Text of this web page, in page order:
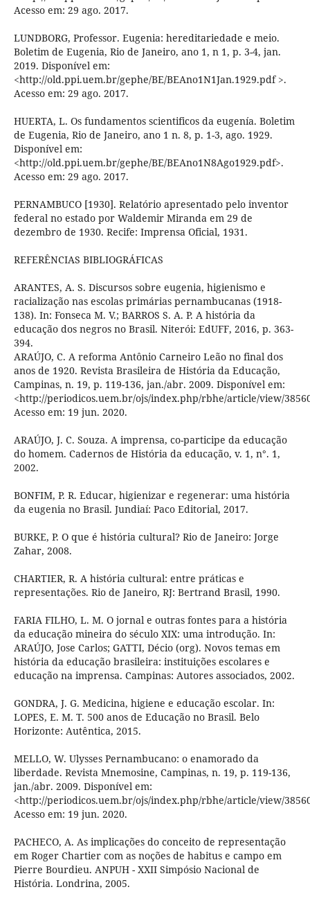
Acesso em: 29 ago. 2017.
LUNDBORG, Professor. Eugenia: hereditariedade e meio.
Boletim de Eugenia, Rio de Janeiro, ano 1, n 1, p. 3-4, jan.
2019. Disponível em:
<http://old.ppi.uem.br/gephe/BE/BEAno1N1Jan.1929.pdf >.
Acesso em: 29 ago. 2017.
HUERTA, L. Os fundamentos scientificos da eugenía. Boletim
de Eugenia, Rio de Janeiro, ano 1 n. 8, p. 1-3, ago. 1929.
Disponível em:
<http://old.ppi.uem.br/gephe/BE/BEAno1N8Ago1929.pdf>.
Acesso em: 29 ago. 2017.
PERNAMBUCO [1930]. Relatório apresentado pelo inventor
federal no estado por Waldemir Miranda em 29 de
dezembro de 1930. Recife: Imprensa Oficial, 1931.
REFERÊNCIAS BIBLIOGRÁFICAS
ARANTES, A. S. Discursos sobre eugenia, higienismo e
racialização nas escolas primárias pernambucanas (1918-
138). In: Fonseca M. V.; BARROS S. A. P. A história da
educação dos negros no Brasil. Niterói: EdUFF, 2016, p. 363-
394.
ARAÚJO, C. A reforma Antônio Carneiro Leão no final dos
anos de 1920. Revista Brasileira de História da Educação,
Campinas, n. 19, p. 119-136, jan./abr. 2009. Disponível em:
<http://periodicos.uem.br/ojs/index.php/rbhe/article/view/
Acesso em: 19 jun. 2020.
ARAÚJO, J. C. Souza. A imprensa, co-participe da educação
do homem. Cadernos de História da educação, v. 1, n°. 1,
2002.
BONFIM, P. R. Educar, higienizar e regenerar: uma história
da eugenia no Brasil. Jundiaí: Paco Editorial, 2017.
BURKE, P. O que é história cultural? Rio de Janeiro: Jorge
Zahar, 2008.
CHARTIER, R. A história cultural: entre práticas e
representações. Rio de Janeiro, RJ: Bertrand Brasil, 1990.
FARIA FILHO, L. M. O jornal e outras fontes para a história
da educação mineira do século XIX: uma introdução. In:
ARAÚJO, Jose Carlos; GATTI, Décio (org). Novos temas em
história da educação brasileira: instituições escolares e
educação na imprensa. Campinas: Autores associados, 2002.
GONDRA, J. G. Medicina, higiene e educação escolar. In:
LOPES, E. M. T. 500 anos de Educação no Brasil. Belo
Horizonte: Autêntica, 2015.
MELLO, W. Ulysses Pernambucano: o enamorado da
liberdade. Revista Mnemosine, Campinas, n. 19, p. 119-136,
jan./abr. 2009. Disponível em:
<http://periodicos.uem.br/ojs/index.php/rbhe/article/view/
Acesso em: 19 jun. 2020.
PACHECO, A. As implicações do conceito de representação
em Roger Chartier com as noções de habitus e campo em
Pierre Bourdieu. ANPUH - XXII Simpósio Nacional de
História. Londrina, 2005.